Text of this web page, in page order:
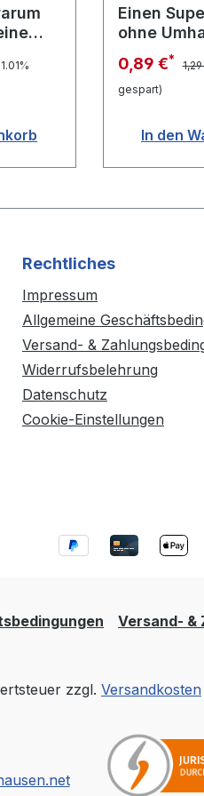
Einen
ohne
man Papa
0,89 €*
gespart)
In den
Rechtliches
Impressum
Allgemeine
Versand- &
Widerrufsbelehrung
Datenschutz
Cookie-Einstellungen
Versand- &
zzgl. Versandkosten